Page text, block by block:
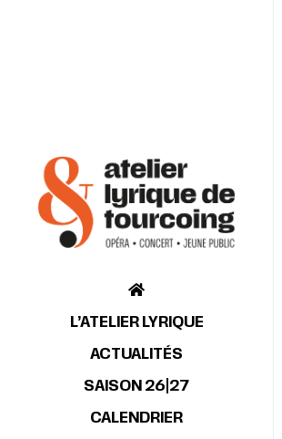
L’ATELIER LYRIQUE
ACTUALITÉS
SAISON 26|27
CALENDRIER